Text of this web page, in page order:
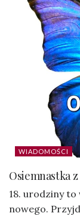
WIADOMOŚCI
Osiemnastka
18. urodziny
nowego.